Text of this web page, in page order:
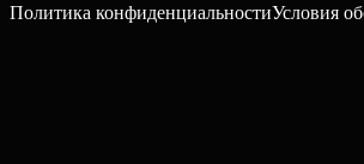
Политика конфиденциальностиУсловия